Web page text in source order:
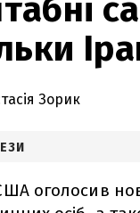
Зорик
оголосив